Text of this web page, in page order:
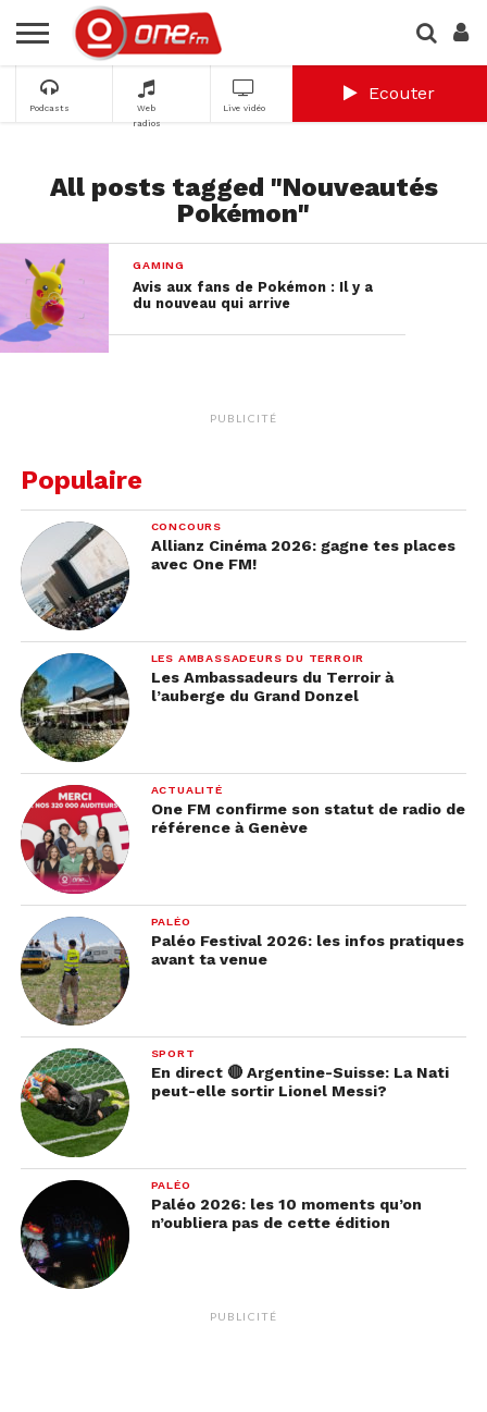
Podcasts
Web
radios
Live vidéo
Ecouter
All posts tagged "Nouveautés
Pokémon"
GAMING
Avis aux fans de Pokémon : Il y a
du nouveau qui arrive
PUBLICITÉ
Populaire
CONCOURS
Allianz Cinéma 2026: gagne tes places
avec One FM!
LES AMBASSADEURS DU TERROIR
Les Ambassadeurs du Terroir à
l’auberge du Grand Donzel
ACTUALITÉ
One FM confirme son statut de radio de
référence à Genève
PALÉO
Paléo Festival 2026: les infos pratiques
avant ta venue
SPORT
En direct 🔴 Argentine-Suisse: La Nati
peut-elle sortir Lionel Messi?
PALÉO
Paléo 2026: les 10 moments qu’on
n’oubliera pas de cette édition
PUBLICITÉ